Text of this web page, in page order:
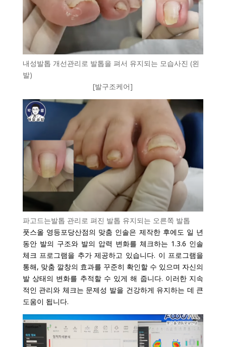
내성발톱 개선관리로 발톱을 펴서 유지되는 모습사진 (왼
발)
[발구조케어]
파고드는발톱 관리로 펴진 발톱 유지되는 오른쪽 발톱
풋스올 영등포당산점의 맞춤 인솔은 제작한 후에도 일 년
동안 발의 구조와 발의 압력 변화를 체크하는 1.3.6 인솔
체크 프로그램을 추가 제공하고 있습니다. 이 프로그램을
통해, 맞춤 깔창의 효과를 꾸준히 확인할 수 있으며 자신의
발 상태의 변화를 추적할 수 있게 해 줍니다. 이러한 지속
적인 관리와 체크는 문제성 발을 건강하게 유지하는 데 큰
도움이 됩니다.